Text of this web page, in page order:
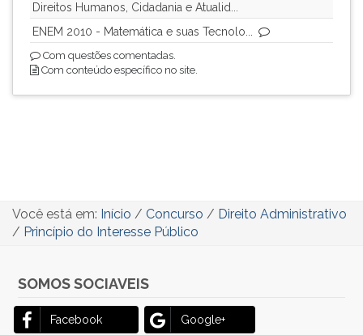
Direitos Humanos, Cidadania e Atualid...
ENEM 2010 - Matemática e suas Tecnolo...
Com questões comentadas.
Com conteúdo específico no site.
Você está em: Início / Concurso / Direito Administrativo
/ Princípio do Interesse Público
SOMOS SOCIAVEIS
Facebook Google+